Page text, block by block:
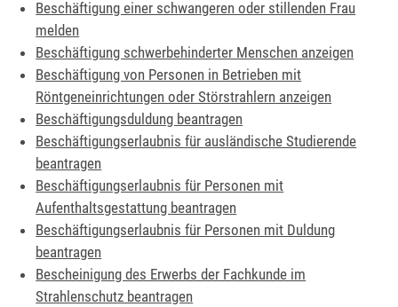
Beschäftigung einer schwangeren oder stillenden Frau
melden
Beschäftigung schwerbehinderter Menschen anzeigen
Beschäftigung von Personen in Betrieben mit
Röntgeneinrichtungen oder Störstrahlern anzeigen
Beschäftigungsduldung beantragen
Beschäftigungserlaubnis für ausländische Studierende
beantragen
Beschäftigungserlaubnis für Personen mit
Aufenthaltsgestattung beantragen
Beschäftigungserlaubnis für Personen mit Duldung
beantragen
Bescheinigung des Erwerbs der Fachkunde im
Strahlenschutz beantragen